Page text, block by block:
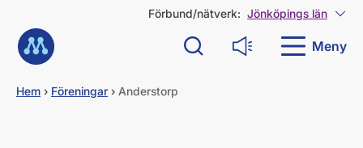
Förbund/nätverk: Jönköpings län
Sök Läs upp Meny
Hem › Föreningar › Anderstorp